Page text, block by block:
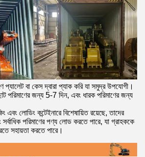
প্যালেট বা কেস দ্বারা প্যাক করি যা সমুদ্র উপযোগী।
পরিমাণের জন্য 5-7 দিন, এবং ধারক পরিমাণের জন্য
লোডিং কন্টেইনারে বিশেষায়িত রয়েছে, তাদের
পরিমাণের পণ্য লোড করতে পারে, যা গ্রাহককে
সহায়তা করতে পারে।